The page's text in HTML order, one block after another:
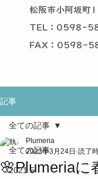
松阪市小阿坂町
TEL：0598-
FAX：0598-
記事
全ての記事
2021.5
全ての記事
🌸Plumeriaに
Plumeria
2023年3月24日 読了